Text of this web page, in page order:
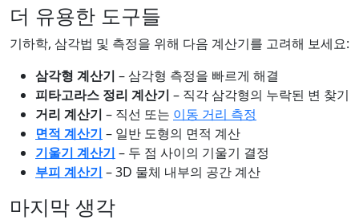
더 유용한 도구들
기하학, 삼각법 및 측정을 위해 다음 계산기를 고려해 보세요:
삼각형 계산기 – 삼각형 측정을 빠르게 해결
피타고라스 정리 계산기 – 직각 삼각형의 누락된 변 찾기
거리 계산기 – 직선 또는 이동 거리 측정
면적 계산기 – 일반 도형의 면적 계산
기울기 계산기 – 두 점 사이의 기울기 결정
부피 계산기 – 3D 물체 내부의 공간 계산
마지막 생각